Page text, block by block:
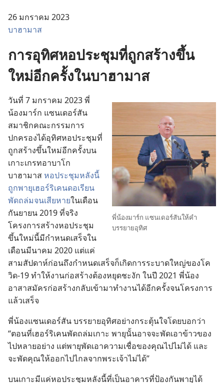
26 มกราคม 2023
บาฮามาส
การ​อุทิศ​หอ​ประชุม​ที่​ถูก​สร้าง​ขึ้น​
ใหม่​อีก​ครั้ง​ใน​บาฮามาส
พี่​น้อง​มาร์ก แซนเดอร์สัน​ให้​คำ​
บรรยาย​อุทิศ
วัน​ที่ 7 มกราคม 2023 พี่​
น้อง​มาร์ก แซนเดอร์สัน
สมาชิก​คณะ​กรรมการ​
ปกครอง​ได้​อุทิศ​หอ​ประชุม​ที่​
ถูก​สร้าง​ขึ้น​ใหม่​อีก​ครั้ง​บน​
เกาะ​เกรทอาบาโก
บาฮามาสหอ​ประชุม​หลัง​นี้​
ถูก​พายุ​เฮอร์ริเคน​ดอเรียน​
พัด​ถล่ม​จน​เสีย​หาย​ใน​เดือน​
กันยายน 2019 ที่​จริง​
โครงการ​สร้าง​หอ​ประชุม​
ขึ้น​ใหม่​นี้​มี​กำหนด​เสร็จ​ใน​
เดือน​มีนาคม 2020 แต่​แค่​
สาม​สัปดาห์​ก่อน​ถึง​กำหนด​เสร็จ​ก็​เกิด​การ​ระบาด​ใหญ่​ของ​โค
วิด-19 ทำ​ให้​งาน​ก่อ​สร้าง​ต้อง​หยุด​ชะงัก ใน​ปี 2021 พี่​น้อง​
อาสา​สมัคร​ก่อ​สร้าง​กลับ​เข้า​มา​ทำ​งาน​ได้​อีก​ครั้ง​จน​โครงการ​
แล้ว​เสร็จ
พี่​น้อง​แซนเดอร์สัน บรรยาย​อุทิศ​อย่าง​กระตุ้น​ใจ​โดย​บอก​ว่า
“ตอน​ที่​เฮอร์ริเคน​พัด​ถล่ม​เกาะ พายุ​นั้น​อาจ​จะ​พัด​เอา​ข้าว​ของ​
ไป​หลาย​อย่าง แต่​พายุ​พัด​เอา​ความ​เชื่อ​ของ​คุณ​ไป​ไม่​ได้ และ​
จะ​พัด​คุณ​ให้​ออก​ไป​ไกล​จาก​พระเจ้า​ไม่​ได้”
บน​เกาะ​มี​แค่​หอ​ประชุม​หลัง​นี้​ที่​เป็น​อาคาร​ที่​ป้องกัน​พายุ​ได้